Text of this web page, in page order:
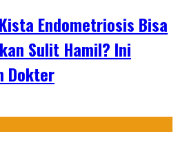
Endometriosis Bisa
Sulit Hamil? Ini
Dokter